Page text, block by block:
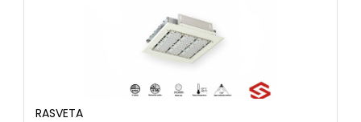
RASVETA